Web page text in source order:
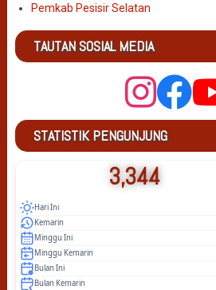
Pemkab Pesisir Selatan
TAUTAN SOSIAL MEDIA
STATISTIK PENGUNJUNG
3,344
Hari Ini
Kemarin
Minggu Ini
Minggu Kemarin
Bulan Ini
Bulan Kemarin